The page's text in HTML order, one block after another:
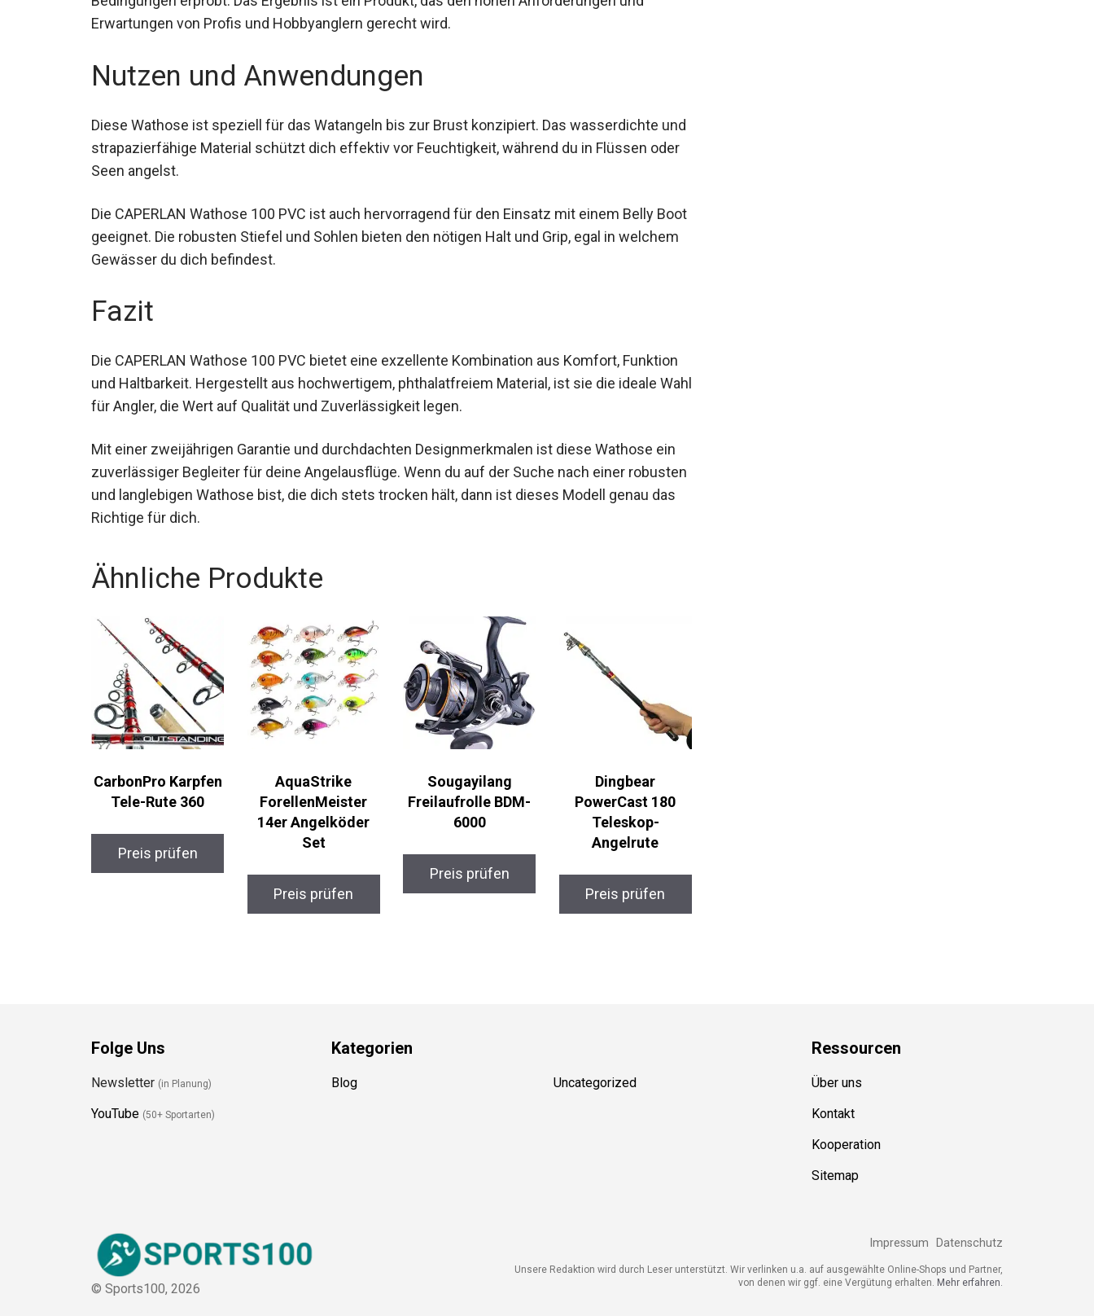
Erwartungen von Profis und Hobbyanglern gerecht wird.
Nutzen und Anwendungen
Diese Wathose ist speziell für das Watangeln bis zur Brust konzipiert. Das wasserdichte
und strapazierfähige Material schützt dich effektiv vor Feuchtigkeit, während du in Flüssen
oder Seen angelst.
Die CAPERLAN Wathose 100 PVC ist auch hervorragend für den Einsatz mit einem Belly
Boot geeignet. Die robusten Stiefel und Sohlen bieten den nötigen Halt und Grip, egal in
welchem Gewässer du dich befindest.
Fazit
Die CAPERLAN Wathose 100 PVC bietet eine exzellente Kombination aus Komfort, Funktion
und Haltbarkeit. Hergestellt aus hochwertigem, phthalatfreiem Material, ist sie die ideale
Wahl für Angler, die Wert auf Qualität und Zuverlässigkeit legen.
Mit einer zweijährigen Garantie und durchdachten Designmerkmalen ist diese Wathose ein
zuverlässiger Begleiter für deine Angelausflüge. Wenn du auf der Suche nach einer
robusten und langlebigen Wathose bist, die dich stets trocken hält, dann ist dieses Modell
genau das Richtige für dich.
Ähnliche Produkte
CarbonPro Karpfen
Tele-Rute 360
Preis prüfen
AquaStrike
ForellenMeister
14er Angelköder
Set
Preis prüfen
Sougayilang
Freilaufrolle BDM-
6000
Preis prüfen
Dingbear
PowerCast 180
Teleskop-
Angelrute
Preis prüfen
Folge Uns
Newsletter(in Planung)
YouTube (50+ Sportarten)
Kategorien
Blog Uncategorized
Ressourcen
Über uns
Kontakt
Kooperation
Sitemap
© Sports100, 2026
Impressum Datenschutz
Unsere Redaktion wird durch Leser unterstützt. Wir verlinken u.a. auf ausgewählte Online-Shops und Partner,
von denen wir ggf. eine Vergütung erhalten.
Mehr erfahren.